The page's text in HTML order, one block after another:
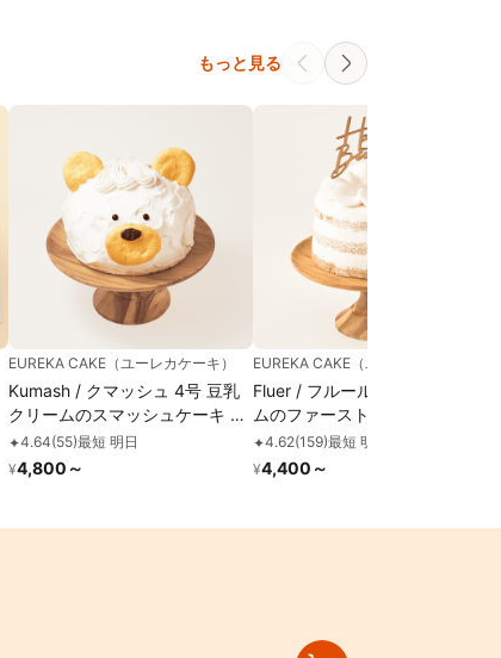
もっと見る
EUREKA CAKE（ユーレカケーキ）
Kumash / クマッシュ 4号 豆乳
クリームのスマッシュケーキ グ
ルテンフリー 小麦不使用
✦4.64(55)最短 明日
¥4,800 ～
EUREKA CAKE（ユーレカケーキ）
Fluer / フルール 4号 豆乳クリー
ムのファーストバースデーケー
キ ケーキトッパー付き グルテン
フリー 小麦・乳不使用
✦4.62(159)最短 明日
¥4,400 ～